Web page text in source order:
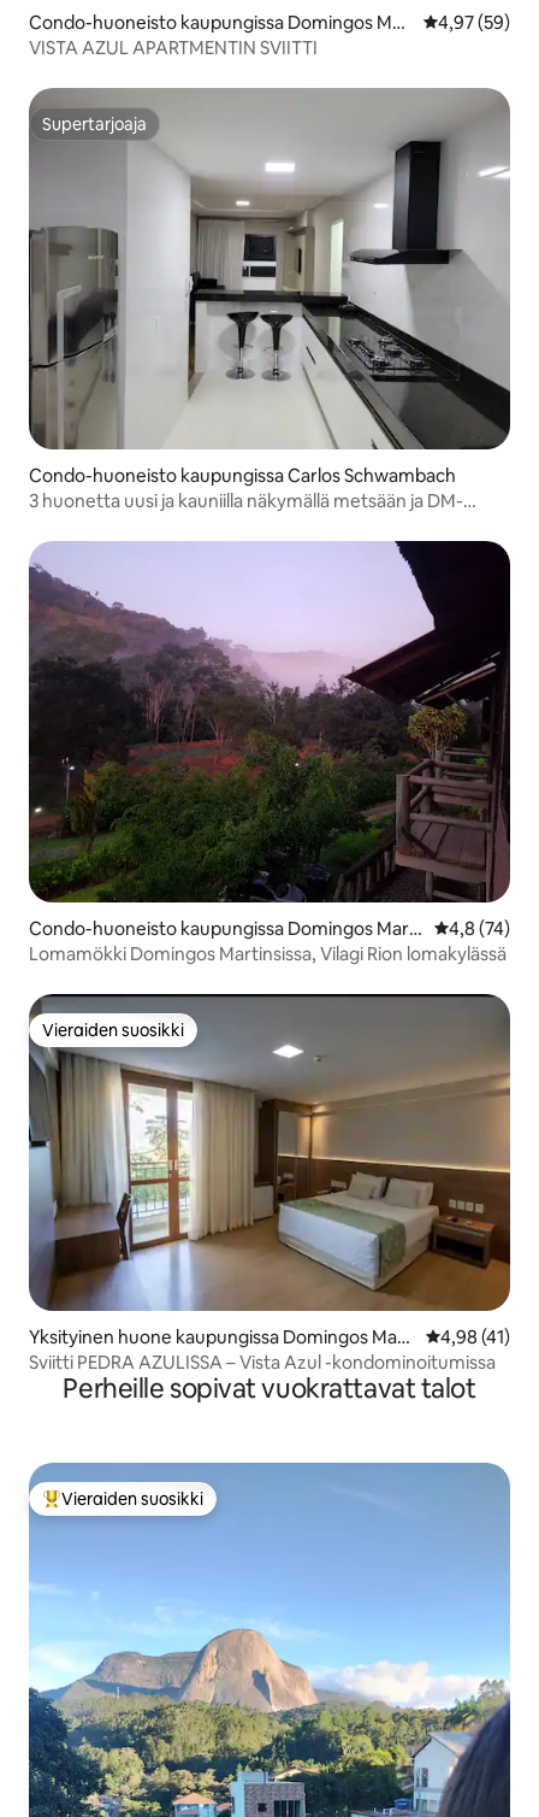
Condo-huoneisto kaupungissa Domingos Mar
tins
4,97 (59)
VISTA AZUL APARTMENTIN SVIITTI
Supertarjoaja
Supertarjoaja
Condo-huoneisto kaupungissa Carlos Schwambach
3 huonetta uusi ja kauniilla näkymällä metsään ja DM-
Condo-huoneisto kaupungissa Domingos Marti
ns
4,8 (74)
Lomamökki Domingos Martinsissa, Vilagi Rion lomakylässä
Vieraiden suosikki
Vieraiden suosikki
Yksityinen huone kaupungissa Domingos Marti
ns
4,98 (41)
Sviitti PEDRA AZULISSA – Vista Azul -kondominoitumissa
Perheille sopivat vuokrattavat talot
Vieraiden suosikkien parhaimmistoa
Vieraiden suosikki